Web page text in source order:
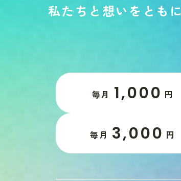
私た ち と 想いを と も に
毎月 1,000 円
毎月 3,000 円